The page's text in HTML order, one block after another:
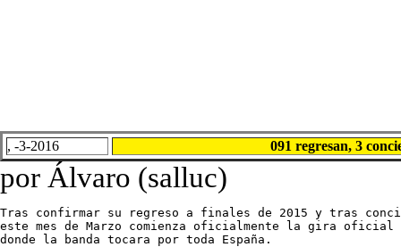
, -3-2016 091 regresan, 3
por Álvaro (salluc)
Tras confirmar su regreso a finales de 2015 y tras
este mes de Marzo comienza oficialmente la gira oficial
donde la banda tocara por toda España.